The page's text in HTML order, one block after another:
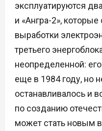
эксплуатируются
и «Ангра-2»,
выработки
третьего
неопределенной:
еще в 1984 году, но
останавливалось и
по созданию
может стать новым